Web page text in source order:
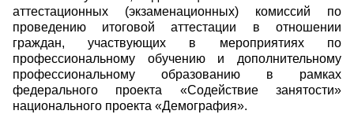
аттестационных (экзаменационных) комиссий по
проведению итоговой аттестации в отношении
граждан, участвующих в мероприятиях по
профессиональному обучению и дополнительному
профессиональному образованию в рамках
федерального проекта «Содействие занятости»
национального проекта «Демография».